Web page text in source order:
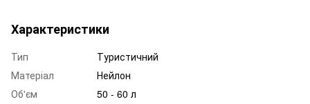
Характеристики
Тип
Туристичний
Матеріал
Нейлон
Об'єм
50 - 60 л